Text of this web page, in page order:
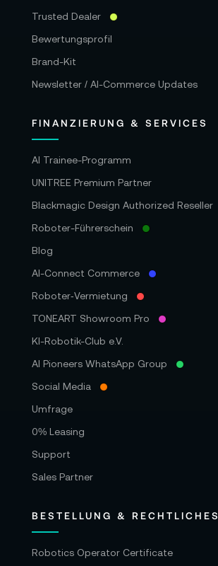
Trusted Dealer
Bewertungsprofil
Brand-Kit
Newsletter / AI-Commerce Updates
FINANZIERUNG & SERVICES
AI Trainee-Programm
UNITREE Premium Partner
Blackmagic Design Authorized Reseller
Roboter-Führerschein
Blog
AI-Connect Commerce
Roboter‑Vermietung
TONEART Showroom Pro
KI-Robotik-Club e.V.
AI Pioneers WhatsApp Group
Social Media
Umfrage
0% Leasing
Support
Sales Partner
BESTELLUNG & RECHTLICHES
Robotics Operator Certificate